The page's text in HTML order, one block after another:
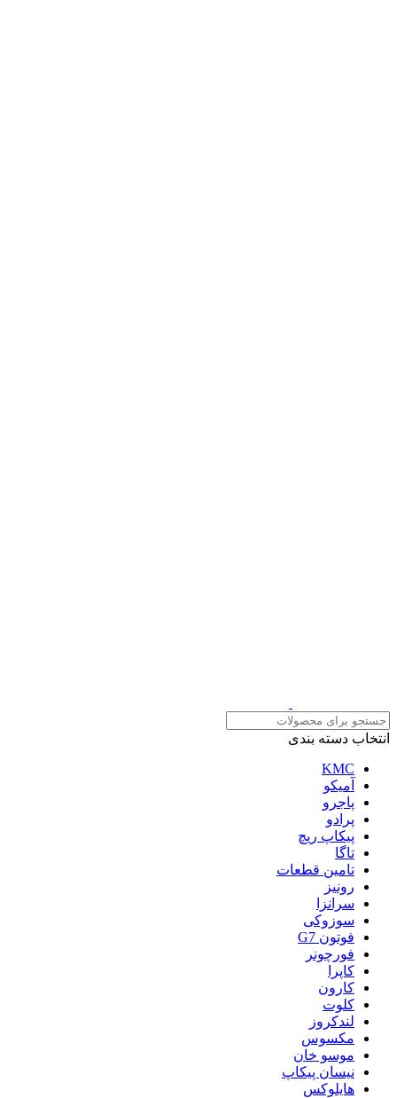
انتخاب دسته بندی
KMC
آمیکو
پاجرو
پرادو
پیکاپ ریچ
تاگا
تامین قطعات
رونیز
سرانزا
سوزوکی
فوتون G7
فورچونر
کاپرا
کارون
کلوت
لندکروز
مکسوس
موسو خان
نیسان پیکاپ
هایلوکس